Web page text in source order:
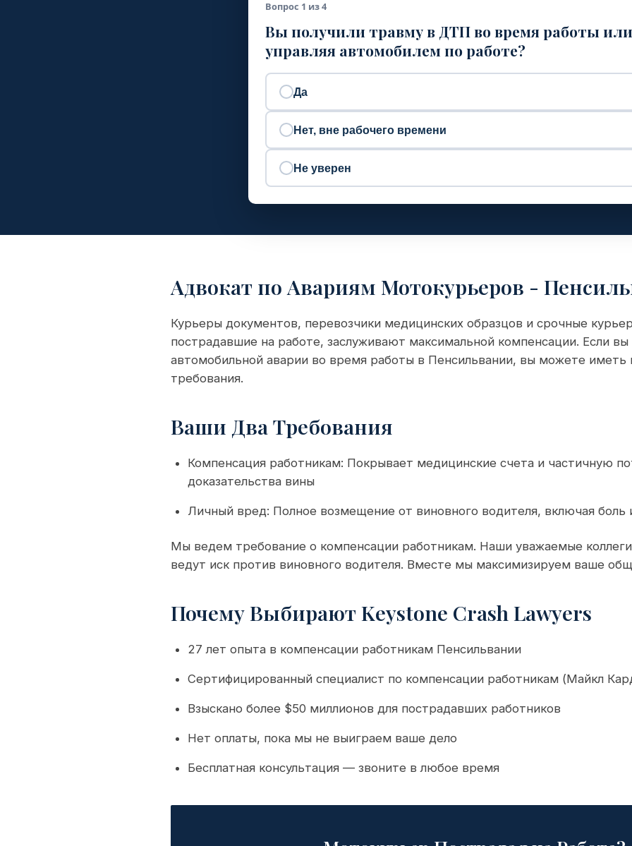
Вопрос 1 из 4
Вы получили травму в ДТП во время работы или
управляя автомобилем по работе?
Да
Нет, вне рабочего времени
Не уверен
Адвокат по Авариям Мотокурьеров -
Курьеры документов, перевозчики медицинских образцов и срочные
пострадавшие на работе, заслуживают максимальной компенсации. Если вы
автомобильной аварии во время работы в Пенсильвании, вы можете иметь
требования.
Ваши Два Требования
Компенсация работникам: Покрывает медицинские счета и частичную
доказательства вины
Личный вред: Полное возмещение от виновного водителя, включая боль
Мы ведем требование о компенсации работникам. Наши уважаемые
ведут иск против виновного водителя. Вместе мы максимизируем ваше
Почему Выбирают Keystone Crash Lawyers
27 лет опыта в компенсации работникам Пенсильвании
Сертифицированный специалист по компенсации работникам (Майкл
Взыскано более $50 миллионов для пострадавших работников
Нет оплаты, пока мы не выиграем ваше дело
Бесплатная консультация — звоните в любое время